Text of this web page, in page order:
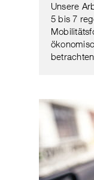
Unsere
5 bis 7